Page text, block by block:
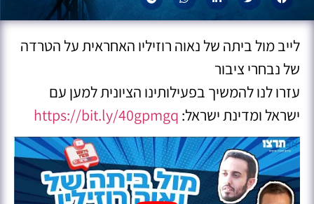
לייב מול ביתה של נאוה רוזיליו האחראית על הטרדה
של נבחרי ציבור
עזרו לנו להמשיך בפעילותינו הציונית למען עם
ישראל ומדינת ישראל: https://bit.ly/40gpmgq